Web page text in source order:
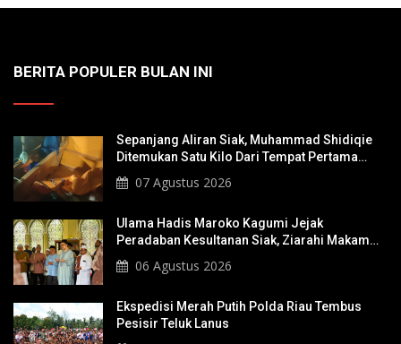
BERITA POPULER BULAN INI
Sepanjang Aliran Siak, Muhammad Shidiqie
Ditemukan Satu Kilo Dari Tempat Pertama
Tenggelam
07 Agustus 2026
Ulama Hadis Maroko Kagumi Jejak
Peradaban Kesultanan Siak, Ziarahi Makam
Sultan Hingga Pendiri Pekanbaru
06 Agustus 2026
Ekspedisi Merah Putih Polda Riau Tembus
Pesisir Teluk Lanus